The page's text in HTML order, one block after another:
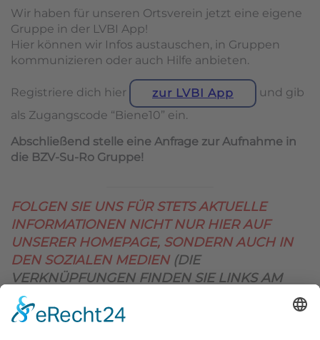
Wir haben für unseren Ortsverein jetzt eine eigene
Gruppe in der LVBI App!
Hier können wir Infos austauschen, in Gruppen
kommunizieren oder auch Hilfe anbieten.
Registriere dich hier zur LVBI App
und gib
als Zugangscode “Biene10” ein.
Abschließend stelle eine Anfrage zur Aufnahme in
die BZV-Su-Ro Gruppe!
FOLGEN SIE UNS FÜR STETS AKTUELLE
INFORMATIONEN NICHT NUR HIER AUF
UNSERER HOMEPAGE, SONDERN AUCH IN
DEN SOZIALEN MEDIEN (DIE
VERKNÜPFUNGEN FINDEN SIE LINKS AM
OBEREN SEITENRAND)